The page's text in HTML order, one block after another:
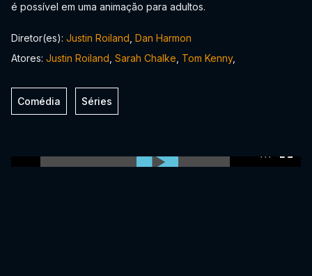
é possível em uma animação para adultos.
Diretor(es): Justin Roiland Dan Harmon
Atores: Justin Roiland Sarah Chalke Tom Kenny,
Comédia Séries